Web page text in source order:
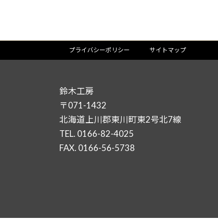
プライバシーポリシー サイトマップ
鈴木工房
〒071-1432
北海道上川郡東川町東2号北7線
TEL. 0166-82-4025
FAX. 0166-56-5738